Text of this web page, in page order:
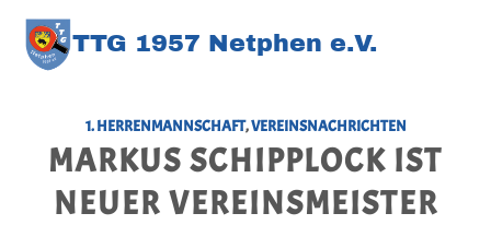
TTG 1957 Netphen e.V.
1. HERRENMANNSCHAFT,VEREINSNACHRICHTEN
MARKUS SCHIPPLOCK IST
NEUER VEREINSMEISTER